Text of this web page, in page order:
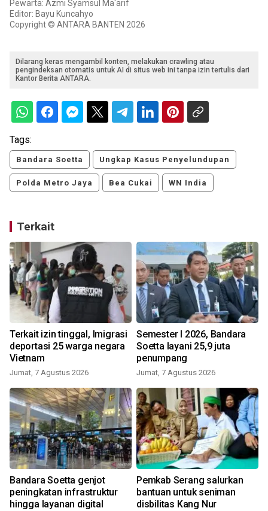
Pewarta: Azmi Syamsul Ma'arif
Editor: Bayu Kuncahyo
Copyright © ANTARA BANTEN 2026
Dilarang keras mengambil konten, melakukan crawling atau
pengindeksan otomatis untuk AI di situs web ini tanpa izin tertulis dari
Kantor Berita ANTARA.
Tags:
Bandara Soetta Ungkap Kasus Penyelundupan
Polda Metro Jaya Bea Cukai WN India
Terkait
Terkait izin tinggal, Imigrasi
deportasi 25 warga negara
Vietnam
Jumat, 7 Agustus 2026
Semester I 2026, Bandara
Soetta layani 25,9 juta
penumpang
Jumat, 7 Agustus 2026
Bandara Soetta genjot
peningkatan infrastruktur
hingga layanan digital
Pemkab Serang salurkan
bantuan untuk seniman
disbilitas Kang Nur